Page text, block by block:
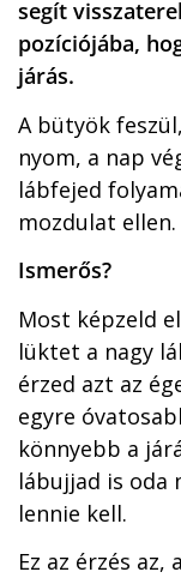
segít
pozíciójába,
járás.
A bütyök
nyom, a nap
lábfejed
mozdulat ellen.
Ismerős?
Most képzeld
lüktet a nagy
érzed azt az
egyre
könnyebb a
lábujjad is oda
lennie kell.
Ez az érzés az,